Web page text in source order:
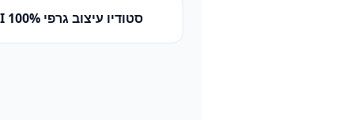
סטודיו עיצוב גרפי 100% AI